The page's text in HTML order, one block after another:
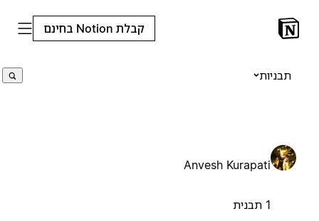
קבלת Notion בחינם
תבניות
Anvesh Kurapati